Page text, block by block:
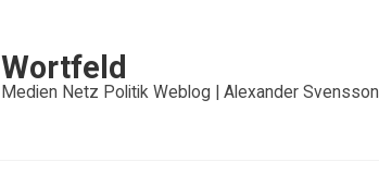
Wortfeld
Medien Netz Politik Weblog | Alexander Svensson